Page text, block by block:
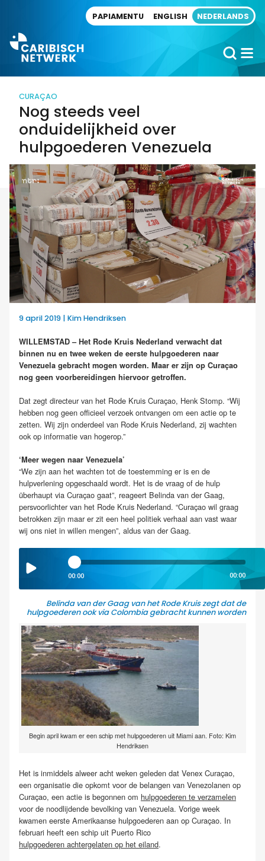
PAPIAMENTU ENGLISH NEDERLANDS
CURAÇAO
Nog steeds veel
onduidelijkheid over
hulpgoederen Venezuela
9 april 2019 | Kim Hendriksen
WILLEMSTAD – Het Rode Kruis Nederland verwacht dat
binnen nu en twee weken de eerste hulpgoederen naar
Venezuela gebracht mogen worden. Maar er zijn op Curaçao
nog geen voorbereidingen hiervoor getroffen.
Dat zegt directeur van het Rode Kruis Curaçao, Henk Stomp. “Wij
hebben nog geen officieel verzoek ontvangen om een actie op te
zetten. Wij zijn onderdeel van Rode Kruis Nederland, zij wachten
ook op informatie van hogerop.”
‘Meer wegen naar Venezuela’
“We zijn aan het wachten tot de toestemming er is en de
hulpverlening opgeschaald wordt. Het is de vraag of de hulp
überhaupt via Curaçao gaat”, reageert Belinda van der Gaag,
persvoorlichter van het Rode Kruis Nederland. “Curaçao wil graag
betrokken zijn maar er zit een heel politiek verhaal aan vast waar
wij ons niet in willen mengen”, aldus van der Gaag.
00:00 00:00
Belinda van der Gaag van het Rode Kruis zegt dat de
hulpgoederen ook via Colombia gebracht kunnen worden
Begin april kwam er een schip met hulpgoederen uit Miami aan. Foto: Kim
Hendriksen
Het is inmiddels alweer acht weken geleden dat Venex Curaçao,
een organisatie die opkomt voor de belangen van Venezolanen op
Curaçao, een actie is begonnen om hulpgoederen te verzamelen
voor de noodlijdende bevolking van Venezuela. Vorige week
kwamen eerste Amerikaanse hulpgoederen aan op Curaçao. In
februari heeft een schip uit Puerto Rico
hulpgoederen achtergelaten op het eiland.